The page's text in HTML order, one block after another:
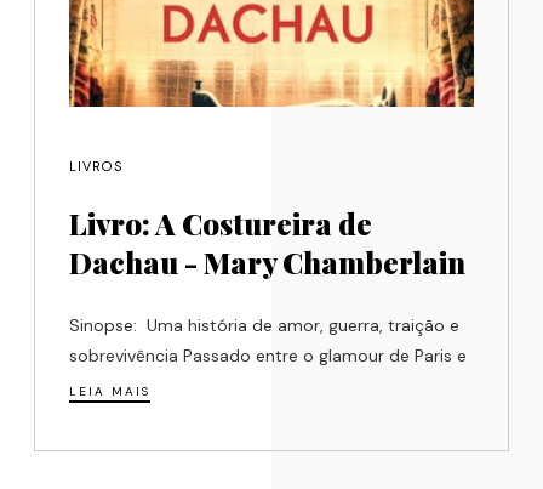
LIVROS
Livro: A Costureira de
Dachau - Mary Chamberlain
Sinopse: Uma história de amor, guerra, traição e
sobrevivência Passado entre o glamour de Paris e
LEIA MAIS